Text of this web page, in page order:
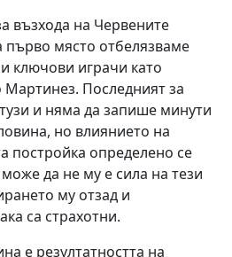
възхода на Червените
първо място отбелязваме
ключови играчи като
Последният за
и няма да запише минути
но влиянието на
постройка определено се
да не му е сила на тези
му отзад и
са страхотни.
е резултатността на